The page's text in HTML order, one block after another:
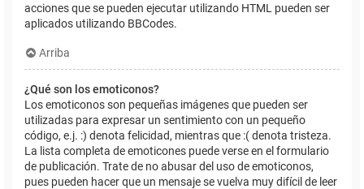
acciones que se pueden ejecutar utilizando HTML pueden ser
aplicados utilizando BBCodes.
Arriba
¿Qué son los emoticonos?
Los emoticonos son pequeñas imágenes que pueden ser
utilizadas para expresar un sentimiento con un pequeño
código, e.j. :) denota felicidad, mientras que :( denota tristeza.
La lista completa de emoticones puede verse en el formulario
de publicación. Trate de no abusar del uso de emoticonos,
pues pueden hacer que un mensaje se vuelva muy difícil de leer